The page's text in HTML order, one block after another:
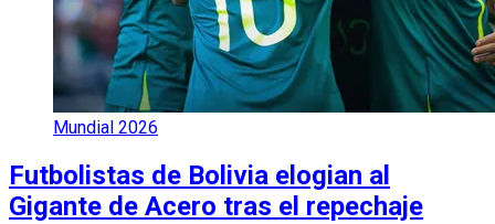
Mundial 2026
Futbolistas de Bolivia elogian al
Gigante de Acero tras el repechaje